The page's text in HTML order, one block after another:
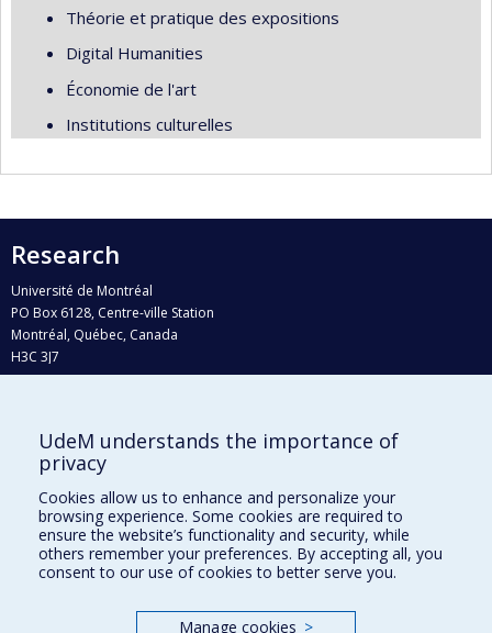
Théorie et pratique des expositions
Digital Humanities
Économie de l'art
Institutions culturelles
Research
Université de Montréal
PO Box 6128, Centre-ville Station
Montréal, Québec, Canada
H3C 3J7
Who does what?
Find us
Site map
Accessibility
UdeM understands the importance of
privacy
Cookies allow us to enhance and personalize your
browsing experience. Some cookies are required to
ensure the website’s functionality and security, while
others remember your preferences. By accepting all, you
consent to our use of cookies to better serve you.
Manage cookies >